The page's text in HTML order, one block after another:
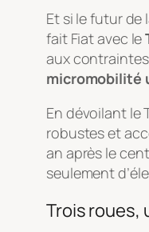
Et si le futur de
fait Fiat avec le
aux
micromobilité
En dévoilant le
robustes et
an après le
seulement
Trois roues,